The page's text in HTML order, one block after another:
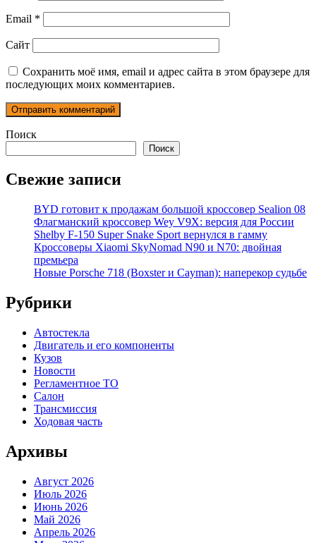
Email *
Сайт
Сохранить моё имя, email и адрес сайта в этом браузере для
последующих моих комментариев.
Поиск
Поиск
Свежие записи
BYD готовит к продажам большой кроссовер Sealion 08
Флагманский кроссовер Wey V9X: версия для России
Shelby F-150 Super Snake Sport вернулся в гамму
Кроссоверы Xiaomi SkyNomad N90 и N70: двойная
премьера
Новые Porsche 718 (Boxster и Cayman): наперекор судьбе
Рубрики
Автостекла
Двигатель и его компоненты
Кузов
Новости
Регламентное ТО
Салон
Трансмиссия
Ходовая часть
Архивы
Август 2026
Июль 2026
Июнь 2026
Май 2026
Апрель 2026